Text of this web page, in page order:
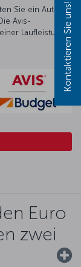
Sie ein Auto
Avis-
Laufleistung
Euro
zwei
Kontaktieren Sie uns!